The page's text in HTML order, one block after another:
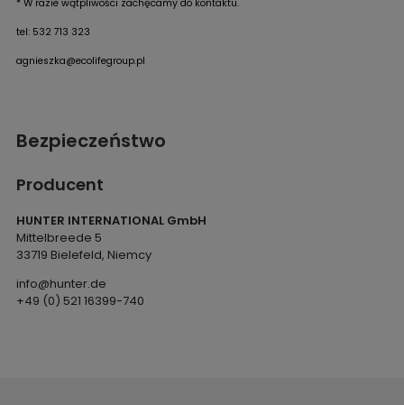
* W razie wątpliwości zachęcamy do kontaktu.
tel: 532 713 323
agnieszka@ecolifegroup.pl
Bezpieczeństwo
Producent
HUNTER INTERNATIONAL GmbH
Mittelbreede 5
33719 Bielefeld, Niemcy
info@hunter.de
+49 (0) 521 16399-740